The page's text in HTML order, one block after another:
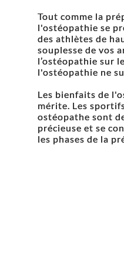
Tout comme la
l'ostéopathie se
des athlètes de
souplesse de vos
l’ostéopathie sur
l'ostéopathie ne
Les bienfaits de
mérite. Les
ostéopathe sont
précieuse et se
les phases de la